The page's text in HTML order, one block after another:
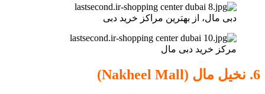
دبی مال، از بهترین مراکز خرید دبی
مرکز خرید دبی مال
6. نخیل مال (Nakheel Mall)